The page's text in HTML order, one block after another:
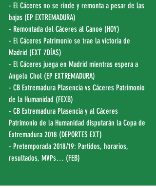
- El Cáceres no se rinde y remonta a pesar de las
bajas (EP EXTREMADURA)
- Remontada del Cáceres al Canoe (HOY)
- El Cáceres Patrimonio se trae la victoria de
Madrid (EXT 7DÍAS)
- El Cáceres juega en Madrid mientras espera a
Angelo Chol (EP EXTREMADURA)
- CB Extremadura Plasencia vs Cáceres Patrimonio
de la Humanidad (FEXB)
- CB Extremadura Plasencia y al Cáceres
Patrimonio de la Humanidad disputarán la Copa de
Extremadura 2018 (DEPORTES EXT)
- Pretemporada 2018/19: Partidos, horarios,
resultados, MVPs… (FEB)